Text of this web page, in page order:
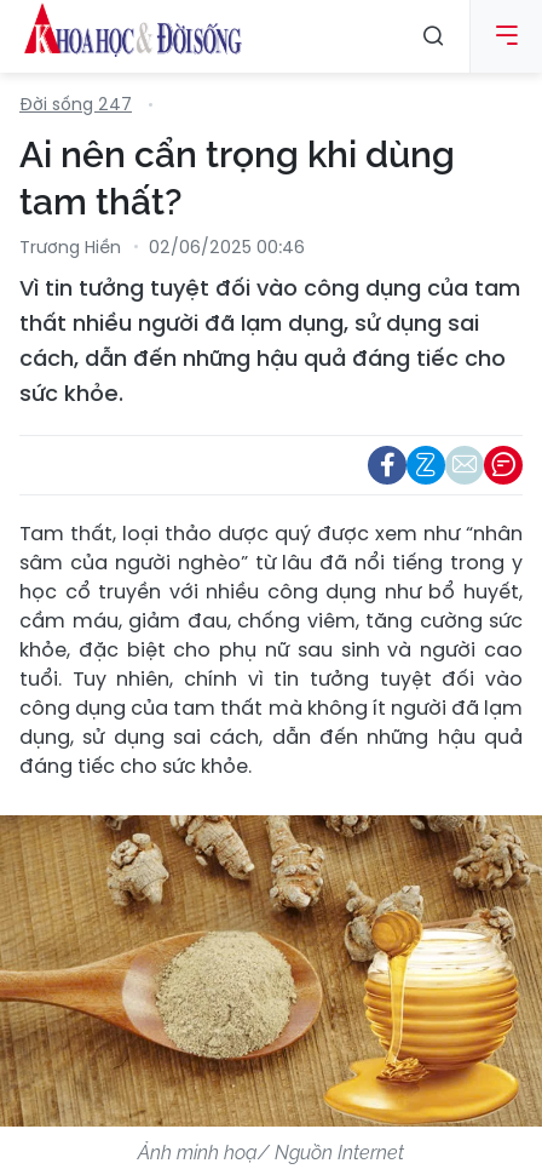
Đời sống 247
Ai nên cẩn trọng khi dùng
tam thất?
Trương Hiền 02/06/2025 00:46
Vì tin tưởng tuyệt đối vào công dụng của tam
thất nhiều người đã lạm dụng, sử dụng sai
cách, dẫn đến những hậu quả đáng tiếc cho
sức khỏe.
Tam thất, loại thảo dược quý được xem như “nhân
sâm của người nghèo” từ lâu đã nổi tiếng trong y
học cổ truyền với nhiều công dụng như bổ huyết,
cầm máu, giảm đau, chống viêm, tăng cường sức
khỏe, đặc biệt cho phụ nữ sau sinh và người cao
tuổi. Tuy nhiên, chính vì tin tưởng tuyệt đối vào
công dụng của tam thất mà không ít người đã lạm
dụng, sử dụng sai cách, dẫn đến những hậu quả
đáng tiếc cho sức khỏe.
Ảnh minh hoạ/ Nguồn Internet